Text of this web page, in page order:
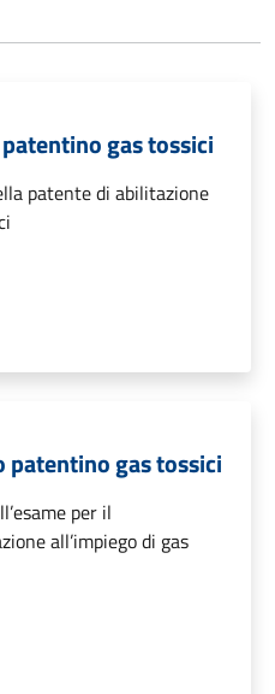
gas tossici
patente di abilitazione
patentino gas tossici
per il
all’impiego di gas